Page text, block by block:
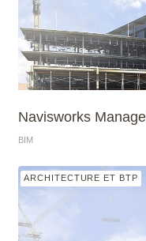
Navisworks
BIM
ARCHITECTURE ET BTP